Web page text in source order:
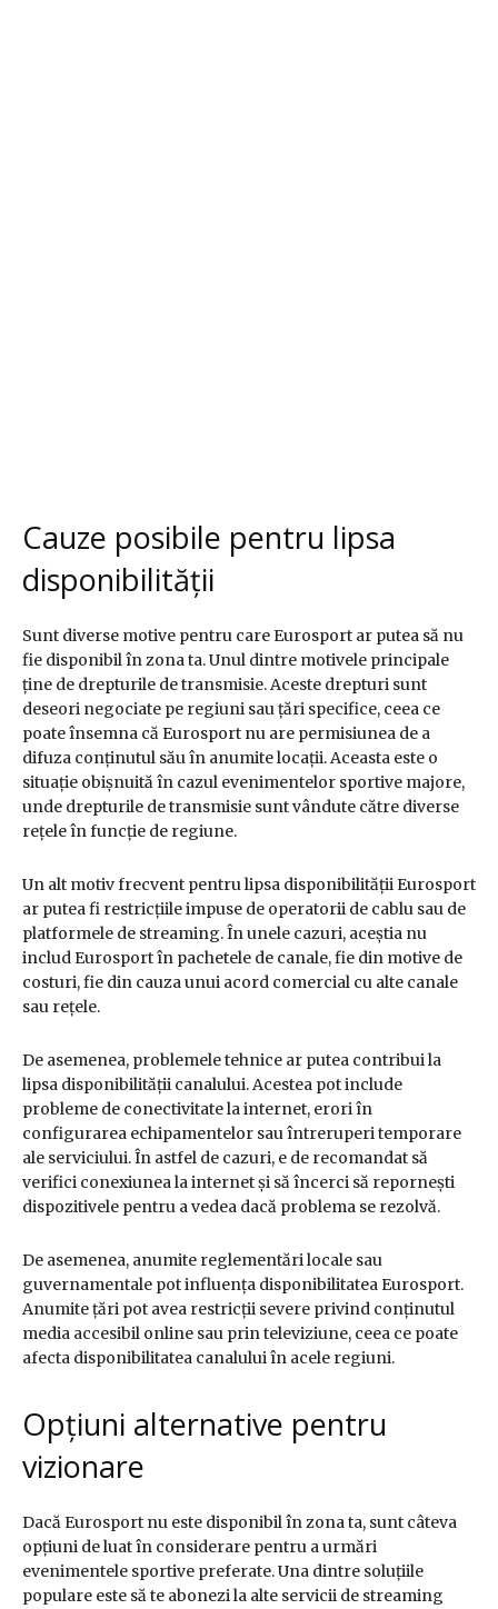
Cauze posibile pentru lipsa
disponibilității
Sunt diverse motive pentru care Eurosport ar putea să nu
fie disponibil în zona ta. Unul dintre motivele principale
ține de drepturile de transmisie. Aceste drepturi sunt
deseori negociate pe regiuni sau țări specifice, ceea ce
poate însemna că Eurosport nu are permisiunea de a
difuza conținutul său în anumite locații. Aceasta este o
situație obișnuită în cazul evenimentelor sportive majore,
unde drepturile de transmisie sunt vândute către diverse
rețele în funcție de regiune.
Un alt motiv frecvent pentru lipsa disponibilității Eurosport
ar putea fi restricțiile impuse de operatorii de cablu sau de
platformele de streaming. În unele cazuri, aceștia nu
includ Eurosport în pachetele de canale, fie din motive de
costuri, fie din cauza unui acord comercial cu alte canale
sau rețele.
De asemenea, problemele tehnice ar putea contribui la
lipsa disponibilității canalului. Acestea pot include
probleme de conectivitate la internet, erori în
configurarea echipamentelor sau întreruperi temporare
ale serviciului. În astfel de cazuri, e de recomandat să
verifici conexiunea la internet și să încerci să repornești
dispozitivele pentru a vedea dacă problema se rezolvă.
De asemenea, anumite reglementări locale sau
guvernamentale pot influența disponibilitatea Eurosport.
Anumite țări pot avea restricții severe privind conținutul
media accesibil online sau prin televiziune, ceea ce poate
afecta disponibilitatea canalului în acele regiuni.
Opțiuni alternative pentru
vizionare
Dacă Eurosport nu este disponibil în zona ta, sunt câteva
opțiuni de luat în considerare pentru a urmări
evenimentele sportive preferate. Una dintre soluțiile
populare este să te abonezi la alte servicii de streaming